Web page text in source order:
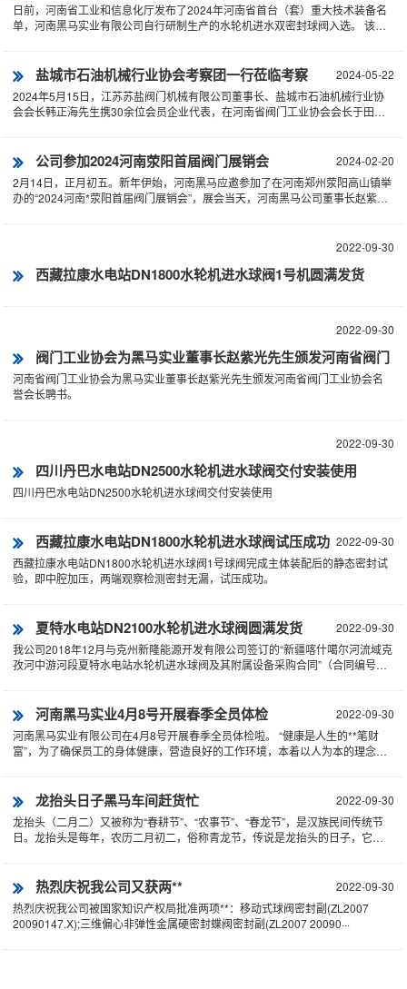
实业有限公司榜上有名
日前，河南省工业和信息化厅发布了2024年河南省首台（套）重大技术装备名
单，河南黑马实业有限公司自行研制生产的水轮机进水双密封球阀入选。 该装
2024-05-22
盐城市石油机械行业协会考察团一行莅临考察
2024年5月15日，江苏苏盐阀门机械有限公司董事长、盐城市石油机械行业协
会会长韩正海先生携30余位会员企业代表，在河南省阀门工业协会会长于田等
2024-02-20
公司参加2024河南荥阳首届阀门展销会
2月14日，正月初五。新年伊始，河南黑马应邀参加了在河南郑州荥阳高山镇举
办的“2024河南*荥阳首届阀门展销会”，展会当天，河南黑马公司董事长赵紫光
2022-09-30
西藏拉康水电站DN1800水轮机进水球阀1号机圆满发货
2022-09-30
阀门工业协会为黑马实业董事长赵紫光先生颁发河南省阀门
工业协会名誉会长聘书
河南省阀门工业协会为黑马实业董事长赵紫光先生颁发河南省阀门工业协会名
誉会长聘书。
2022-09-30
四川丹巴水电站DN2500水轮机进水球阀交付安装使用
四川丹巴水电站DN2500水轮机进水球阀交付安装使用
2022-09-30
西藏拉康水电站DN1800水轮机进水球阀试压成功
西藏拉康水电站DN1800水轮机进水球阀1号球阀完成主体装配后的静态密封试
验，即中腔加压，两端观察检测密封无漏，试压成功。
2022-09-30
夏特水电站DN2100水轮机进水球阀圆满发货
我公司2018年12月与克州新隆能源开发有限公司签订的“新疆喀什噶尔河流域克
孜河中游河段夏特水电站水轮机进水球阀及其附属设备采购合同”（合同编号：
2022-09-30
河南黑马实业4月8号开展春季全员体检
河南黑马实业有限公司在4月8号开展春季全员体检啦。 “健康是人生的**笔财
富”，为了确保员工的身体健康，营造良好的工作环境，本着以人为本的理念，
2022-09-30
龙抬头日子黑马车间赶货忙
龙抬头（二月二）又被称为“春耕节”、“农事节”、“春龙节”，是汉族民间传统节
日。龙抬头是每年，农历二月初二，俗称青龙节，传说是龙抬头的日子，它是
2022-09-30
热烈庆祝我公司又获两**
热烈庆祝我公司被国家知识产权局批准两项**：移动式球阀密封副(ZL2007
20090147.X);三维偏心非弹性金属硬密封蝶阀密封副(ZL2007 20090···